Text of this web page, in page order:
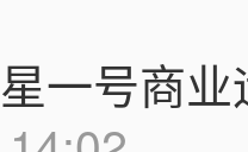
一号商